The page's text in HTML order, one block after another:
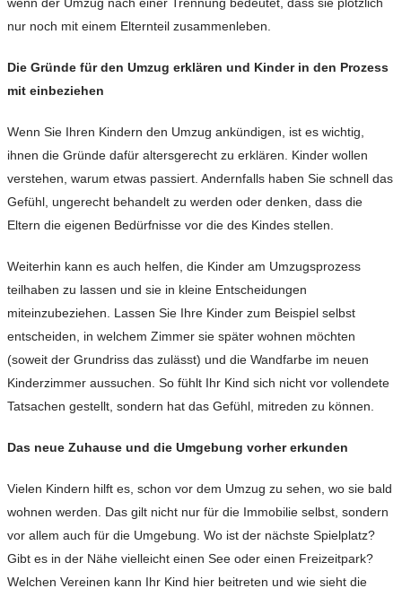
nur noch mit einem Elternteil zusammenleben.
Die Gründe für den Umzug erklären und Kinder in den Prozess
mit einbeziehen
Wenn Sie Ihren Kindern den Umzug ankündigen, ist es wichtig,
ihnen die Gründe dafür altersgerecht zu erklären. Kinder wollen
verstehen, warum etwas passiert. Andernfalls haben Sie schnell das
Gefühl, ungerecht behandelt zu werden oder denken, dass die
Eltern die eigenen Bedürfnisse vor die des Kindes stellen.
Weiterhin kann es auch helfen, die Kinder am Umzugsprozess
teilhaben zu lassen und sie in kleine Entscheidungen
miteinzubeziehen. Lassen Sie Ihre Kinder zum Beispiel selbst
entscheiden, in welchem Zimmer sie später wohnen möchten
(soweit der Grundriss das zulässt) und die Wandfarbe im neuen
Kinderzimmer aussuchen. So fühlt Ihr Kind sich nicht vor vollendete
Tatsachen gestellt, sondern hat das Gefühl, mitreden zu können.
Das neue Zuhause und die Umgebung vorher erkunden
Vielen Kindern hilft es, schon vor dem Umzug zu sehen, wo sie bald
wohnen werden. Das gilt nicht nur für die Immobilie selbst, sondern
vor allem auch für die Umgebung. Wo ist der nächste Spielplatz?
Gibt es in der Nähe vielleicht einen See oder einen Freizeitpark?
Welchen Vereinen kann Ihr Kind hier beitreten und wie sieht die